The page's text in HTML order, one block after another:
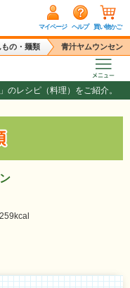
マイページ ヘルプ 買い物かご
もの・麺類 青汁ヤムウンセン
のレシピ（料理）をご紹介。